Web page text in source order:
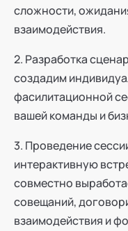
сложности,
взаимодействия.
2. Разработка
создадим
фасилитационной
вашей команды и
3. Проведение
интерактивную
совместно
совещаний,
взаимодействия и